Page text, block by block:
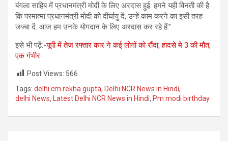
बंगला साहिब में प्रधानमंत्री मोदी के लिए अरदास हुई. हमने यही विनती की है
कि परमात्मा प्रधानमंत्री मोदी को दीर्घायु दें, उन्हें काम करने का इसी तरह
जज्बा दें. आज हम उनके योगदान के लिए अरदास कर रहे हैं.”
इसे भी पढ़ें:-यूपी में तेज रफ्तार कार ने कई लोगों को रौंदा, हादसे मे 3 की मौत,
एक गंभीर
Post Views: 566
Tags: delhi cm rekha gupta, Delhi NCR News in Hindi,
delhi News, Latest Delhi NCR News in Hindi, Pm modi birthday